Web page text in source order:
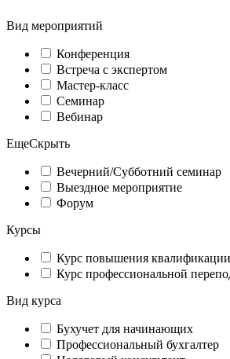
Вид мероприятий
Конференция
Встреча с экспертом
Мастер-класс
Семинар
Вебинар
ЕщеСкрыть
Вечерний/Субботний семинар
Выездное мероприятие
Форум
Курсы
Курс повышения квалификации
Курс профессиональной
Вид курса
Бухучет для начинающих
Профессиональный бухгалтер